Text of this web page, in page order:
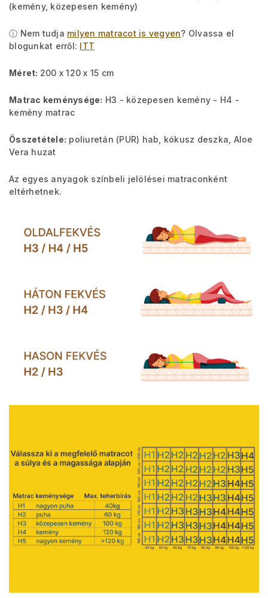
(kemény, közepesen kemény)
ⓘ Nem tudja milyen matracot is vegyen? Olvassa el
blogunkat erről: ITT
Méret: 200 x 120 x 15 cm
Matrac keménysége: H3 - közepesen kemény - H4 -
kemény matrac
Összetétele: poliuretán (PUR) hab, kókusz deszka, Aloe
Vera huzat
Az egyes anyagok színbeli jelölései matraconként
eltérhetnek.